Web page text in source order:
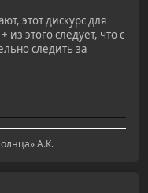
этот дискурс для
из этого следует, что с
следить за
А.К.